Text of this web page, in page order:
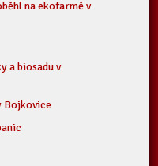
na ekofarmě v
a biosadu v
Bojkovice